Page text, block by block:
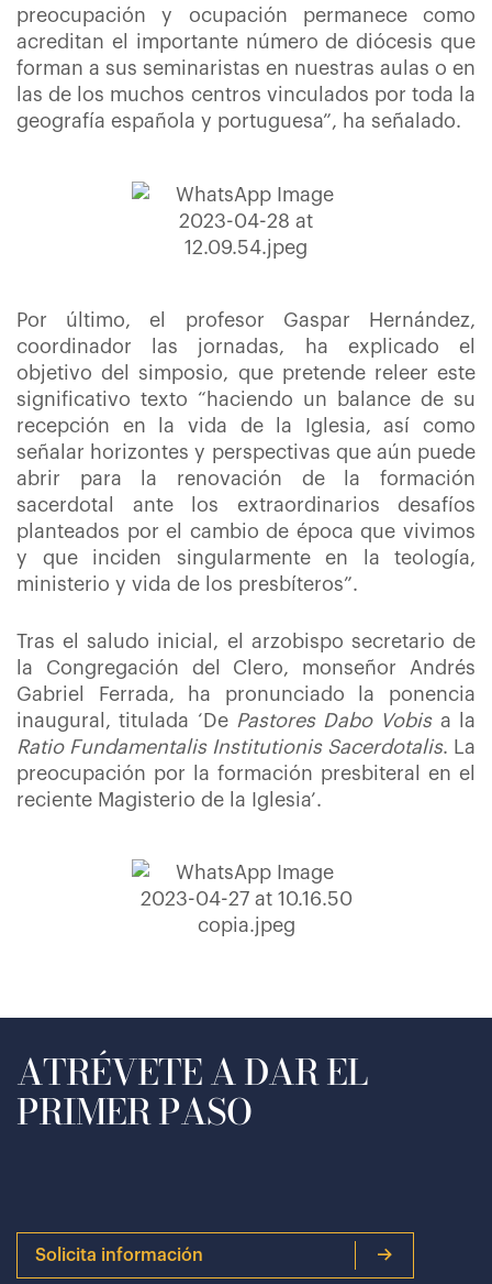
preocupación y ocupación permanece como
acreditan el importante número de diócesis que
forman a sus seminaristas en nuestras aulas o en
las de los muchos centros vinculados por toda la
geografía española y portuguesa”, ha señalado.
Por último, el profesor Gaspar Hernández,
coordinador las jornadas, ha explicado el
objetivo del simposio, que pretende releer este
significativo texto “haciendo un balance de su
recepción en la vida de la Iglesia, así como
señalar horizontes y perspectivas que aún puede
abrir para la renovación de la formación
sacerdotal ante los extraordinarios desafíos
planteados por el cambio de época que vivimos
y que inciden singularmente en la teología,
ministerio y vida de los presbíteros”.
Tras el saludo inicial, el arzobispo secretario de
la Congregación del Clero, monseñor Andrés
Gabriel Ferrada, ha pronunciado la ponencia
inaugural, titulada ‘De Pastores Dabo Vobisa la
Ratio Fundamentalis Institutionis Sacerdotalis. La
preocupación por la formación presbiteral en el
reciente Magisterio de la Iglesia’.
ATRÉVETE A DAR EL
PRIMER PASO
Solicita información